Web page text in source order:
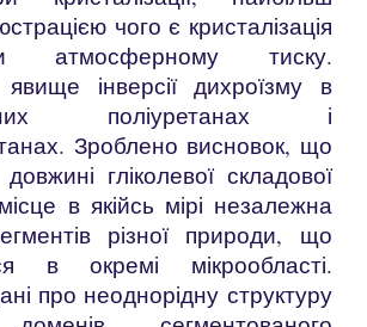
чого є кристалізація
атмосферному тиску.
інверсії дихроїзму в
поліуретанах і
Зроблено висновок, що
гліколевої складової
в якійсь мірі незалежна
різної природи, що
в окремі мікрообласті.
про неоднорідну структуру